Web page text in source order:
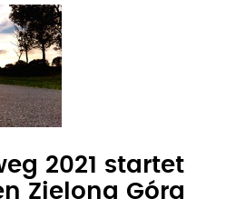
2021 startet
Zielona Góra